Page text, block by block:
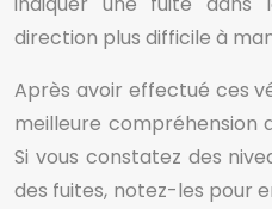
direction plus difficile à
Après avoir effectué ces
meilleure compréhension
Si vous constatez des
des fuites, notez-les pour